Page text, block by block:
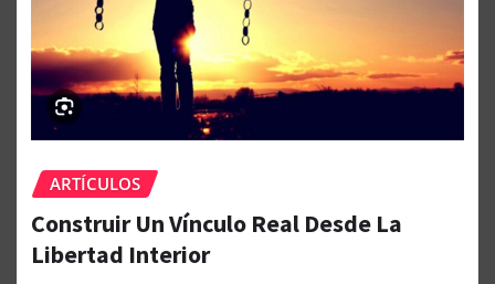
ARTÍCULOS
Construir Un Vínculo Real Desde La
Libertad Interior